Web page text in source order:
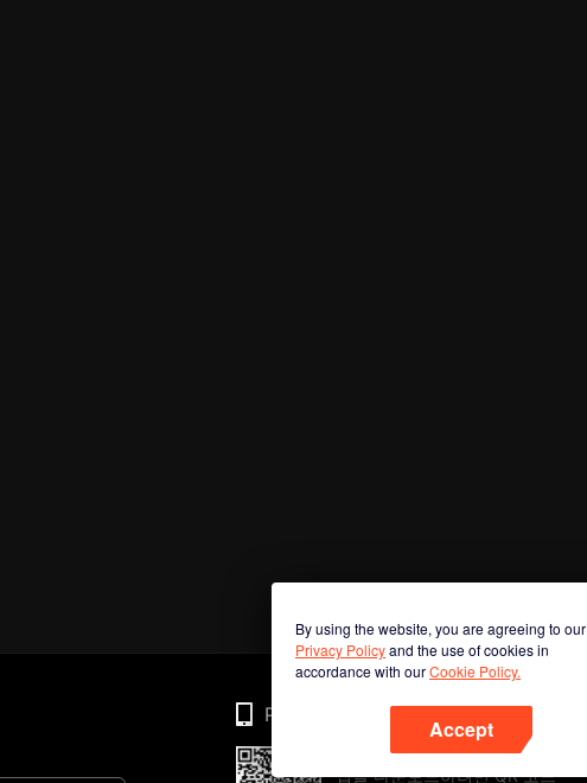
By using the website, you are agreeing to our
Privacy Policyand the use of cookies in
accordance with ourCookie Policy.
Accept
Phone
앱을 다운로드하려면 QR 코드